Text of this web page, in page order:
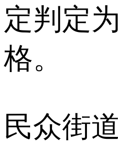
定判定
格。
民众街